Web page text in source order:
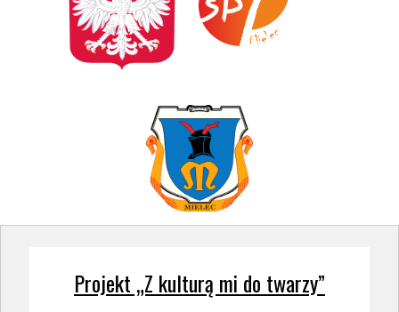
Projekt „Z kulturą mi do twarzy”